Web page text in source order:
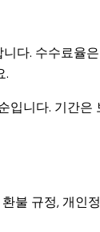
다. 수수료율
.
니다. 기간은
불 규정, 개인